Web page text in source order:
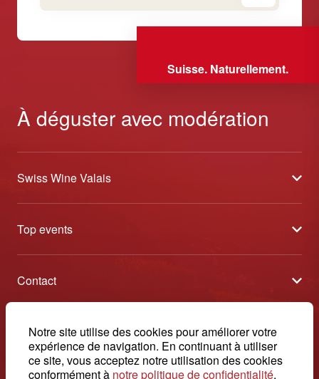
Notre site utilise des cookies pour améliorer votre
expérience de navigation. En continuant à utiliser
ce site, vous acceptez notre utilisation des cookies
conformément à notre politique de confidentialité.
Suisse. Naturellement.
À déguster avec modération
Swiss Wine Valais
À propos
Blog
Top events
Caves Ouvertes
Tavolata
Etoiles du Valais
Contact
Swiss Wine Valais - Avenue de la Gare 2 - CP 144 - 1964
+41 27 345 40 80
Impressum
français